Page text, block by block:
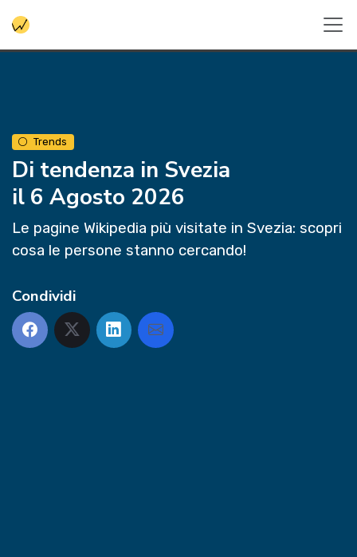
Trends
Di tendenza in Svezia
il 6 Agosto 2026
Le pagine Wikipedia più visitate in Svezia: scopri
cosa le persone stanno cercando!
Condividi